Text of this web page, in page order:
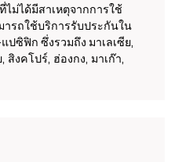
ม่ได้มีสาเหตุจากการใช้
รถใช้บริการรับประกันใน
ปซิฟิก ซึ่งรวมถึง มาเลเซีย,
งคโปร์, ฮ่องกง, มาเก๊า,